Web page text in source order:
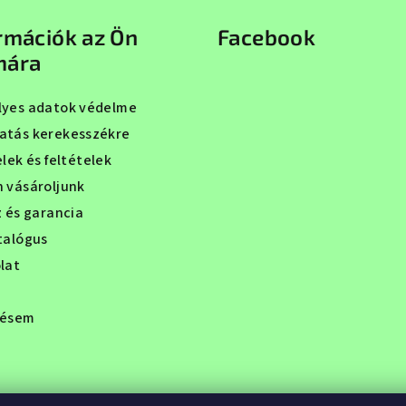
az Ön
adatok védelme
kerekesszékre
és feltételek
vásároljunk
és garancia
Facebook